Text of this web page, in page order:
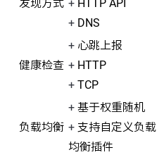
发现方式 + HTTP API
+ DNS
健康检查
+ 心跳上报
+ HTTP
+ TCP
负载均衡
+ 基于权重随机
+ 支持自定义负载
均衡插件